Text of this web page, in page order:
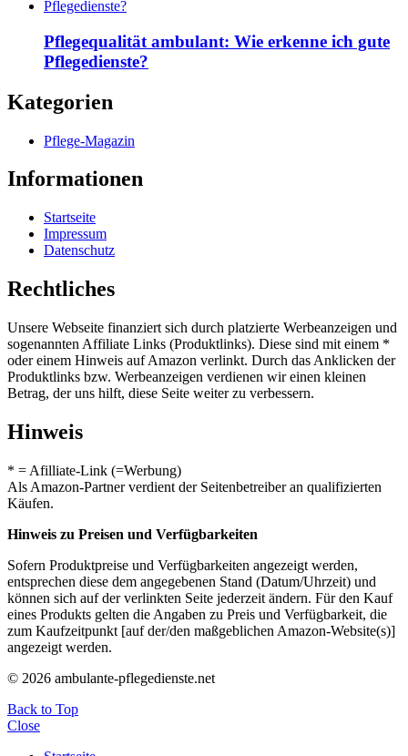
Pflegequalität ambulant: Wie erkenne ich gute
Pflegedienste?
Kategorien
Pflege-Magazin
Informationen
Startseite
Impressum
Datenschutz
Rechtliches
Unsere Webseite finanziert sich durch platzierte Werbeanzeigen und
sogenannten Affiliate Links (Produktlinks). Diese sind mit einem *
oder einem Hinweis auf Amazon verlinkt. Durch das Anklicken der
Produktlinks bzw. Werbeanzeigen verdienen wir einen kleinen
Betrag, der uns hilft, diese Seite weiter zu verbessern.
Hinweis
* = Afilliate-Link (=Werbung)
Als Amazon-Partner verdient der Seitenbetreiber an qualifizierten
Käufen.
Hinweis zu Preisen und Verfügbarkeiten
Sofern Produktpreise und Verfügbarkeiten angezeigt werden,
entsprechen diese dem angegebenen Stand (Datum/Uhrzeit) und
können sich auf der verlinkten Seite jederzeit ändern. Für den Kauf
eines Produkts gelten die Angaben zu Preis und Verfügbarkeit, die
zum Kaufzeitpunkt [auf der/den maßgeblichen Amazon-Website(s)]
angezeigt werden.
© 2026 ambulante-pflegedienste.net
Back to Top
Close